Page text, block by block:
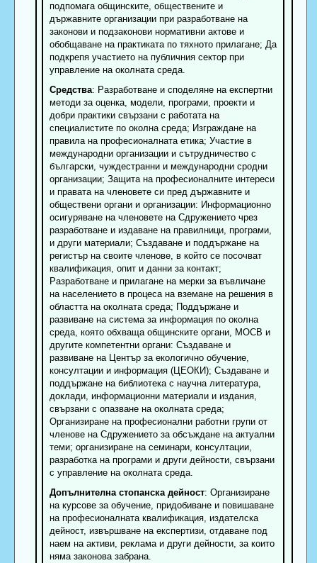
подпомага общинските, обществените и
държавните организации при разработване на
законови и подзаконови нормативни актове и
обобщаване на практиката по тяхното прилагане; Да
подкрепя участието на публичния сектор при
управление на околната среда.
Средства: Разработване и споделяне на експертни
методи за оценка, модели, програми, проекти и
добри практики свързани с работата на
специалистите по околна среда; Изграждане на
правила на професионалната етика; Участие в
международни организации и сътрудничество с
български, чуждестранни и международни сродни
организации; Защита на професионалните интереси
и правата на членовете си пред държавните и
обществени органи и организации: Информационно
осигуряване на членовете на Сдружението чрез
разработване и издаване на правилници, програми,
и други материали; Създаване и поддържане на
регистър на своите членове, в който се посочват
квалификация, опит и данни за контакт;
Разработване и прилагане на мерки за въвличане
на населението в процеса на вземане на решения в
областта на околната среда; Поддържане и
развиване на система за информация по околна
среда, която обхваща общинските органи, МОСВ и
другите компетентни органи: Създаване и
развиване на Център за екологично обучение,
консултации и информация (ЦЕОКИ); Създаване и
поддържане на библиотека с научна литература,
доклади, информационни материали и издания,
свързани с опазване на околната среда;
Организиране на професионални работни групи от
членове на Сдружението за обсъждане на актуални
теми; организиране на семинари, консултации,
разработка на програми и други дейности, свързани
с управление на околната среда.
Допълнителна стопанска дейност: Организиране
на курсове за обучение, придобиване и повишаване
на професионалната квалификация, издателска
дейност, извършване на експертизи, отдаване под
наем на активи, реклама и други дейности, за които
няма законова забрана.